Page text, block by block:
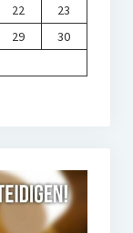
22
23
29
30